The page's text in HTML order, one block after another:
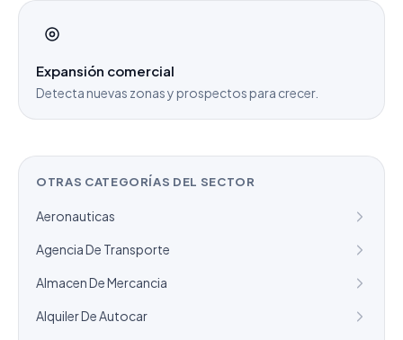
Expansión comercial
Detecta nuevas zonas y prospectos para crecer.
OTRAS CATEGORÍAS DEL SECTOR
Aeronauticas
Agencia De Transporte
Almacen De Mercancia
Alquiler De Autocar